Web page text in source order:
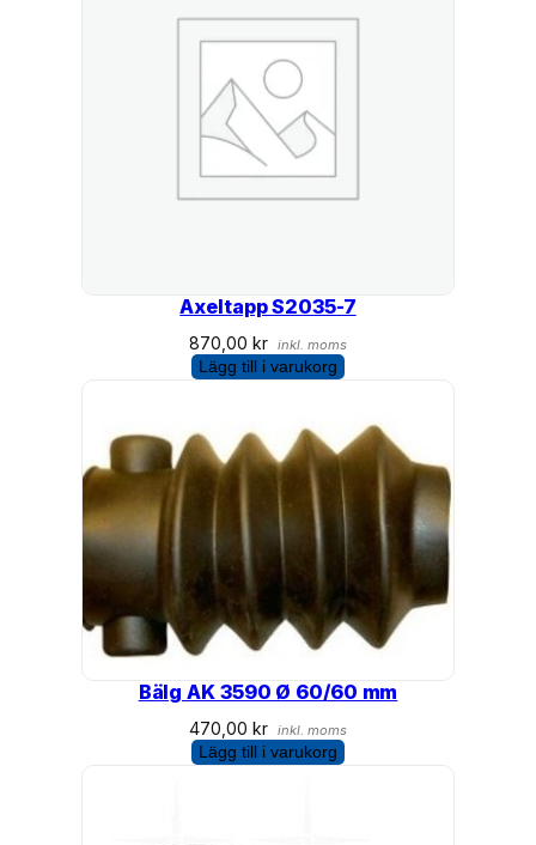
Axeltapp S2035-7
870,00 kr inkl. moms
Lägg till i varukorg
Bälg AK 3590 Ø 60/60 mm
470,00 kr inkl. moms
Lägg till i varukorg